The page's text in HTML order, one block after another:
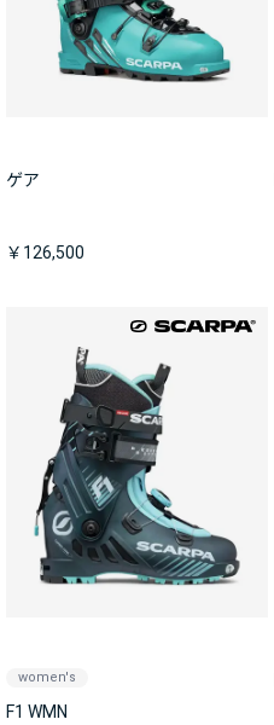
ゲア
￥126,500
women's
F1 WMN